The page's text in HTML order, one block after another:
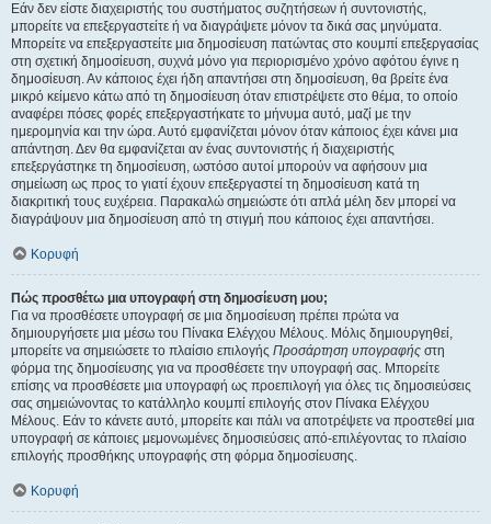
Εάν δεν είστε διαχειριστής του συστήματος συζητήσεων ή συντονιστής,
μπορείτε να επεξεργαστείτε ή να διαγράψετε μόνον τα δικά σας μηνύματα.
Μπορείτε να επεξεργαστείτε μια δημοσίευση πατώντας στο κουμπί επεξεργασίας
στη σχετική δημοσίευση, συχνά μόνο για περιορισμένο χρόνο αφότου έγινε η
δημοσίευση. Αν κάποιος έχει ήδη απαντήσει στη δημοσίευση, θα βρείτε ένα
μικρό κείμενο κάτω από τη δημοσίευση όταν επιστρέψετε στο θέμα, το οποίο
αναφέρει πόσες φορές επεξεργαστήκατε το μήνυμα αυτό, μαζί με την
ημερομηνία και την ώρα. Αυτό εμφανίζεται μόνον όταν κάποιος έχει κάνει μια
απάντηση. Δεν θα εμφανίζεται αν ένας συντονιστής ή διαχειριστής
επεξεργάστηκε τη δημοσίευση, ωστόσο αυτοί μπορούν να αφήσουν μια
σημείωση ως προς το γιατί έχουν επεξεργαστεί τη δημοσίευση κατά τη
διακριτική τους ευχέρεια. Παρακαλώ σημειώστε ότι απλά μέλη δεν μπορεί να
διαγράψουν μια δημοσίευση από τη στιγμή που κάποιος έχει απαντήσει.
Κορυφή
Πώς προσθέτω μια υπογραφή στη δημοσίευση μου;
Για να προσθέσετε υπογραφή σε μια δημοσίευση πρέπει πρώτα να
δημιουργήσετε μια μέσω του Πίνακα Ελέγχου Μέλους. Μόλις δημιουργηθεί,
μπορείτε να σημειώσετε το πλαίσιο επιλογής Προσάρτηση υπογραφής στη
φόρμα της δημοσίευσης για να προσθέσετε την υπογραφή σας. Μπορείτε
επίσης να προσθέσετε μια υπογραφή ως προεπιλογή για όλες τις δημοσιεύσεις
σας σημειώνοντας το κατάλληλο κουμπί επιλογής στον Πίνακα Ελέγχου
Μέλους. Εάν το κάνετε αυτό, μπορείτε και πάλι να αποτρέψετε να προστεθεί μια
υπογραφή σε κάποιες μεμονωμένες δημοσιεύσεις από-επιλέγοντας το πλαίσιο
επιλογής προσθήκης υπογραφής στη φόρμα δημοσίευσης.
Κορυφή